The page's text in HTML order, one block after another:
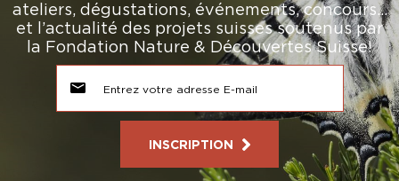
ateliers, dégustations, événements, concours…
et l’actualité des projets suisses soutenus par
la Fondation Nature & Découvertes Suisse!
INSCRIPTION